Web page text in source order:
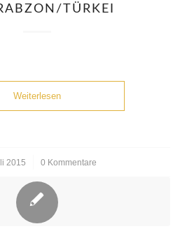
TÜRKEI
Weiterlesen
2015 0 Kommentare